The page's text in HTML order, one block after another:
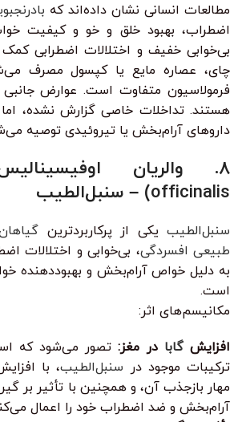
مطالعات انسانی نشان داده‌اند که
اضطراب، بهبود خلق و خو و کیفیت
بی‌خوابی خفیف و اختلالات اضطرابی
چای، عصاره مایع یا کپسول مصرف
فرمولاسیون متفاوت است. عوارض جانبی
هستند. تداخلات خاصی گزارش نشده،
داروهای آرام‌بخش یا تیروئیدی توصیه
officinalis) – سنبل‌الطیب
سنبل‌الطیبیکی از پرکاربردترین
طبیعی افسردگی، بی‌خوابی و اختلالات
به دلیل خواص آرام‌بخش و بهبوددهنده
است.
مکانیسم‌های اثر:
افزایشگابا در مغز:تصور می‌شود که
ترکیبات موجود در سنبل‌الطیب، با
مهار بازجذب آن، و همچنین با تأثیر بر
آرام‌بخش و ضد اضطراب خود را اعمال